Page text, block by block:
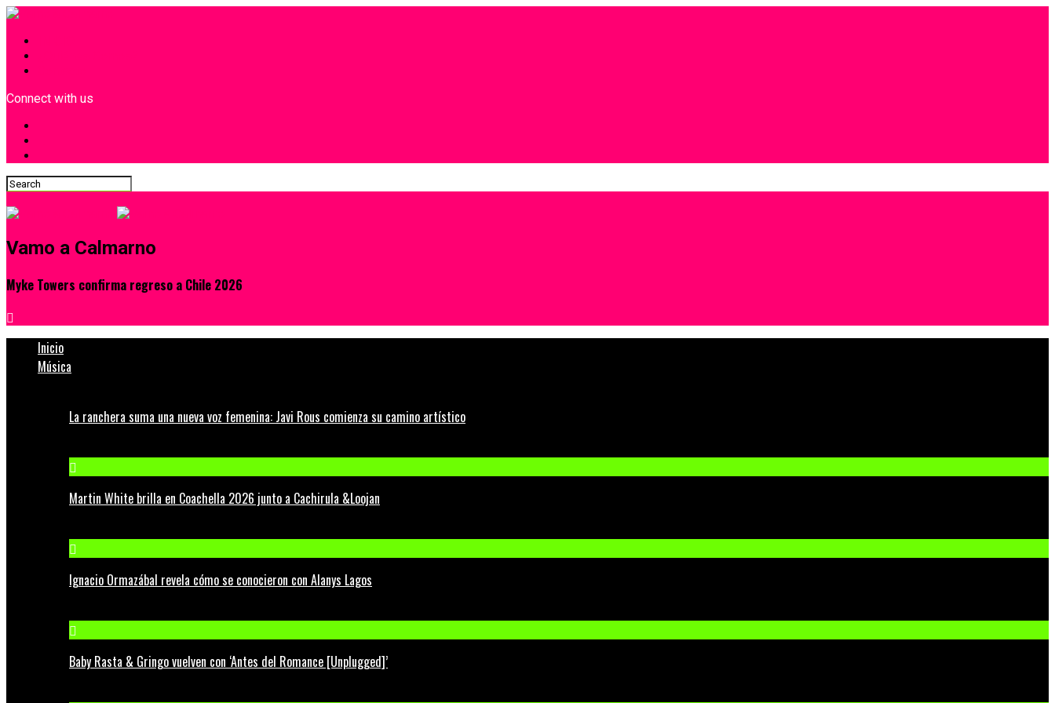
Connect with us
Vamo a Calmarno
Myke Towers confirma regreso a Chile 2026
Inicio
Música
La ranchera suma una nueva voz femenina: Javi Rous comienza su camino artístico
Martin White brilla en Coachella 2026 junto a Cachirula &Loojan
Ignacio Ormazábal revela cómo se conocieron con Alanys Lagos
Baby Rasta & Gringo vuelven con ‘Antes del Romance [Unplugged]’